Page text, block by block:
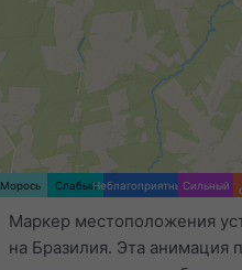
Морось СлабыйНеблагоприятныйСильный
Маркер местоположения
на Бразилия. Эта анимация